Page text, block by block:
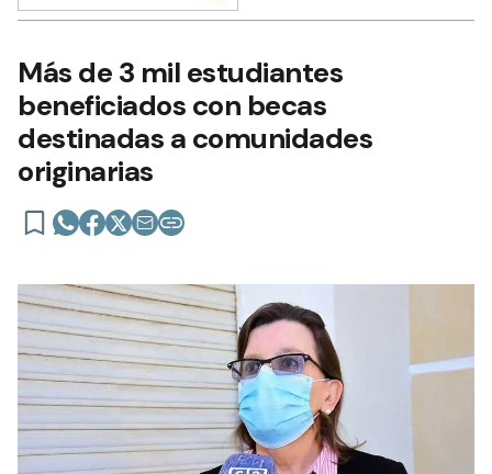
Más de 3 mil estudiantes
beneficiados con becas
destinadas a comunidades
originarias